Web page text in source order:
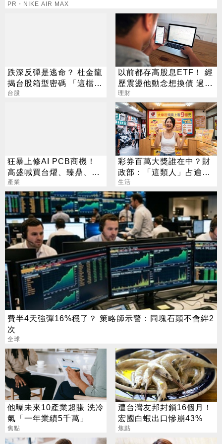
PR・NIKE AIR MAX
跌深反彈是逃命？ 杜金龍
揭台股箱型密碼 「這檔」
手腳要快
台股
以前都存高股息ETF！ 經
歷震盪他動念想換債 過來
人說話了
理財
狂暴上修AI PCB商機！
高盛喊買台燿、臻鼎、台
產業
彩券百萬大獎誰在中？財
政部：「這類人」占逾6
成
生活
費半4天強彈16%穩了？ 策略師示警：同塊石頭不會絆2
次
全球
他曝未來10產業超賺 洗冷
氣「一年業績5千萬」
焦點
遭台灣友邦封鎖16個月！
宏國白蝦出口慘崩43%
焦點